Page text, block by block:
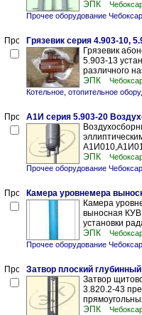
ЭПК
Прочее оборудование
Грязевик серия 4.903-10,
Грязевик
5.903-13
различного
ЭПК
Котельное, отопительное
А1И серия 5.903-20
ЭПК
Прочее оборудование
Камера уровнемера
Камера
выносная
установки
ЭПК
Прочее оборудование
Затвор плоский
Затвор
3.820.2-43
ЭПК